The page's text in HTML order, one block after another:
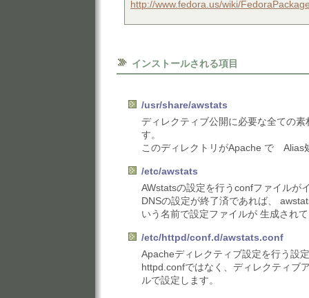
http://www.fedora.us/wiki/
インストールされる項目
/usr/share/awstats
ディレクティブ公開に必要な全ての
す。
このディレクトリがApache で Alias
/etc/awstats
AWstatsの設定を行うconfファイルが
DNSの設定が終了済であれば、
いう名前で設定ファイルが 生成され
/etc/httpd/conf.d/awstats.conf
Apacheディレクティブ設定を行う設
httpd.confではなく、ディレクティブ
ルで設定します。